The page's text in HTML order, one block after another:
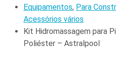
Equipamentos, Para
Acessórios vários
Kit Hidromassagem para
Poliéster – Astralpool